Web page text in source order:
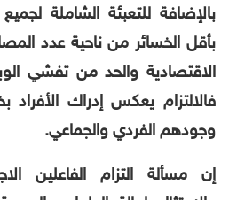
بالإضافة للتعبئة الشاملة
بأقل الخسائر من ناحية عدد
الاقتصادية والحد من تفشي
فالالتزام يعكس إدراك الأفراد
وجودهم الفردي والجماعي.
إن مسألة التزام الفاعلين